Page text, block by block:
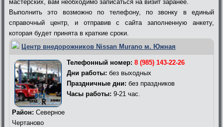
мастерских, вам необходимо записаться на визит заранее.
Выполнить это возможно по телефону, по звонку в единый
справочный центр, и отправив с сайта заполненную анкету,
которая будет принята в краткие сроки.
Центр внедорожников Nissan Murano м. Южная
Телефонный номер: 8 (985) 143-22-26
Дни работы: без выходных
Праздничные дни: без праздников
Часы работы: 9-21 час.
Район: Северное
Чертаново